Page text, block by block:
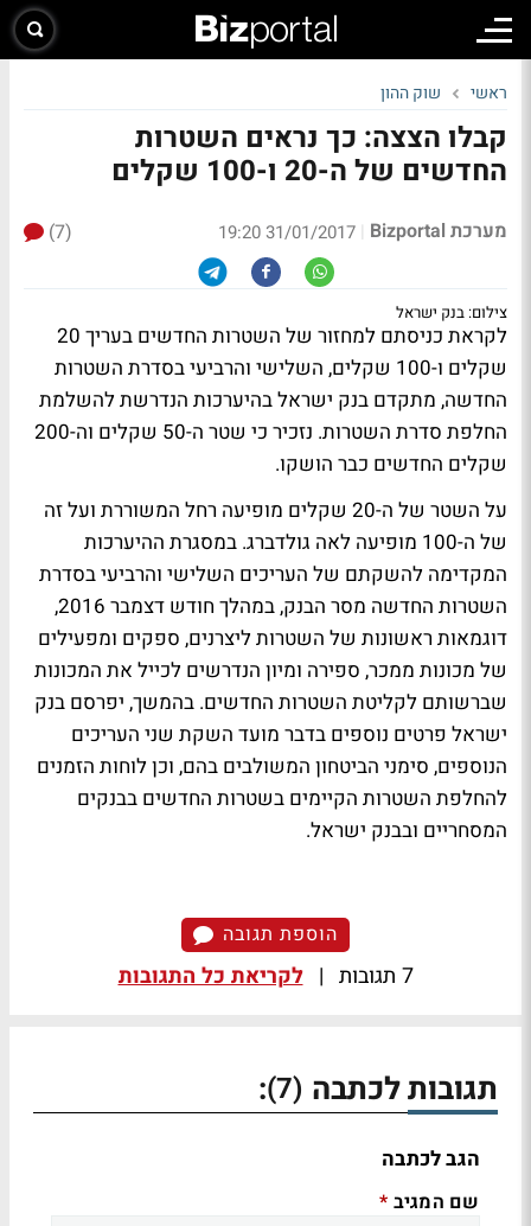
ראשי שוק ההון
קבלו הצצה: כך נראים השטרות
החדשים של ה-20 ו-100 שקלים
מערכת Bizportal |
31/01/2017 19:20
(7)
צילום: בנק ישראל
לקראת כניסתם למחזור של השטרות החדשים בעריך 20
שקלים ו-100 שקלים, השלישי והרביעי בסדרת השטרות
החדשה, מתקדם בנק ישראל בהיערכות הנדרשת להשלמת
החלפת סדרת השטרות. נזכיר כי שטר ה-50 שקלים וה-200
שקלים החדשים כבר הושקו.
על השטר של ה-20 שקלים מופיעה רחל המשוררת ועל זה
של ה-100 מופיעה לאה גולדברג. במסגרת ההיערכות
המקדימה להשקתם של העריכים השלישי והרביעי בסדרת
השטרות החדשה מסר הבנק, במהלך חודש דצמבר 2016,
דוגמאות ראשונות של השטרות ליצרנים, ספקים ומפעילים
של מכונות ממכר, ספירה ומיון הנדרשים לכייל את המכונות
שברשותם לקליטת השטרות החדשים. בהמשך, יפרסם בנק
ישראל פרטים נוספים בדבר מועד השקת שני העריכים
הנוספים, סימני הביטחון המשולבים בהם, וכן לוחות הזמנים
להחלפת השטרות הקיימים בשטרות החדשים בבנקים
המסחריים ובבנק ישראל.
הוספת תגובה
7 תגובות | לקריאת כל התגובות
תגובות לכתבה (7)
:
הגב לכתבה
שם המגיב *